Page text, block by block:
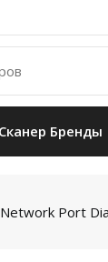
Бренды
Port